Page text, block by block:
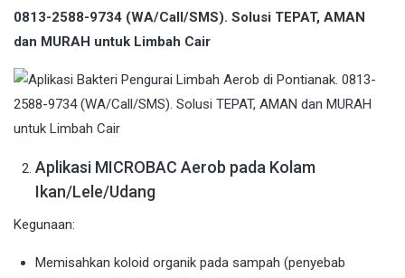
0813-2588-9734 (WA/Call/SMS). Solusi TEPAT, AMAN
dan MURAH untuk Limbah Cair
Aplikasi MICROBAC Aerob pada Kolam
Ikan/Lele/Udang
Kegunaan:
Memisahkan koloid organik pada sampah (penyebab